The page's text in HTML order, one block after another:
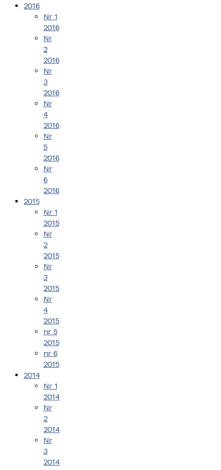
2016
Nr 1
2016
Nr
2
2016
Nr
3
2016
Nr
4
2016
Nr
5
2016
Nr
6
2016
2015
Nr 1
2015
Nr
2
2015
Nr
3
2015
Nr
4
2015
nr 5
2015
nr 6
2015
2014
Nr 1
2014
Nr
2
2014
Nr
3
2014